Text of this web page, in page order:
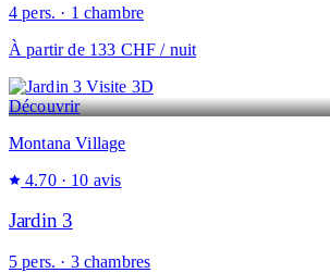
4 pers. · 1 chambre
À partir de133 CHF / nuit
Visite 3D
Découvrir
Montana Village
4.70 · 10 avis
Jardin 3
5 pers. · 3 chambres